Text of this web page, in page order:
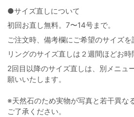
●サイズ直しについて
初回お直し無料。7〜14号まで。
ご注文時、備考欄にご希望のサイズを
リングのサイズ直しは２週間ほどお時
2回目以降のサイズ直しは、別メニュ
願いいたします。
※天然石のため実物が写真と若干異な
ご了承ください。